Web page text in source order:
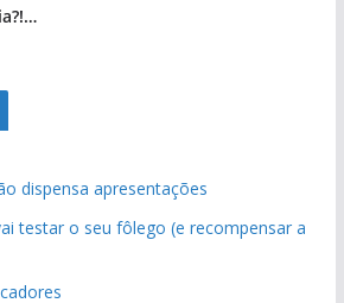
dispensa apresentações
testar o seu fôlego (e recompensar a